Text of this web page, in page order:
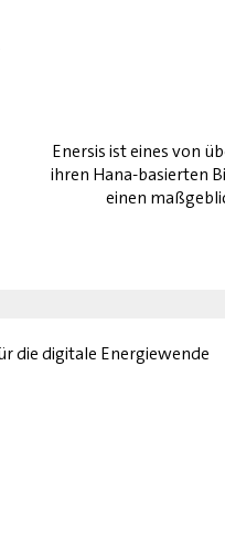
Enersis ist eines von
ihren Hana-basierten
einen